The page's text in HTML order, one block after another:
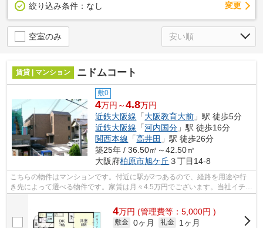
絞り込み条件： なし 変更
空室のみ
賃貸 | マンション ニドムコート
敷0
4万円～4.8万円
近鉄大阪線 「大阪教育大前 」駅 徒歩5分
近鉄大阪線 「河内国分 」駅 徒歩16分
関西本線 「高井田 」駅 徒歩26分
築25年 / 36.50㎡～42.50㎡
大阪府柏原市旭ケ丘 ３丁目14-8
こちらの物件はマンションです。付近に駅が2つあるので、経路を用途や行
き先によって選べる物件です。家賃は月々4.5万円でございます。当社イチオ
4万円 (管理費等：5,000円 )
敷金 0ヶ月 礼金
1ヶ月